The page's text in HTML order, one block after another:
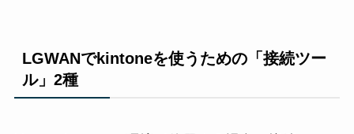
LGWANでkintoneを使うための「接続ツー
ル」2種